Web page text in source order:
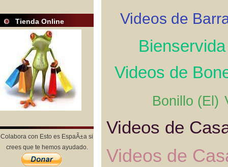
Tienda Online
Colabora con Esto es EspaÃ±a si
crees que te hemos ayudado.
Videos de
Bienservida
Videos de
Bonillo (El)
Videos de
Videos de